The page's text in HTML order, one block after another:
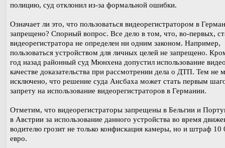
полицию, суд отклонил из-за формальной ошибки.
Означает ли это, что пользоваться видеорегистратором в
запрещено? Спорный вопрос. Все дело в том, что, во-первых,
видеорегистратора не определен ни одним законом. Например,
пользоваться устройством для личных целей не запрещено.
год назад районный суд Мюнхена допустил использование
качестве доказательства при рассмотрении дела о ДТП. Тем не
исключено, что решение суда Ансбаха может стать первым
запрету на использование видеорегистраторов в Германии.
Отметим, что видеорегистраторы запрещены в Бельгии и
в Австрии за использование данного устройства во время
водителю грозит не только конфискация камеры, но и штраф 10
евро.